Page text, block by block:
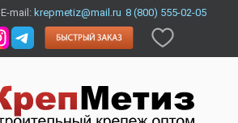
E-mail: krepmetiz@mail.ru 8 (800) 555-02-05